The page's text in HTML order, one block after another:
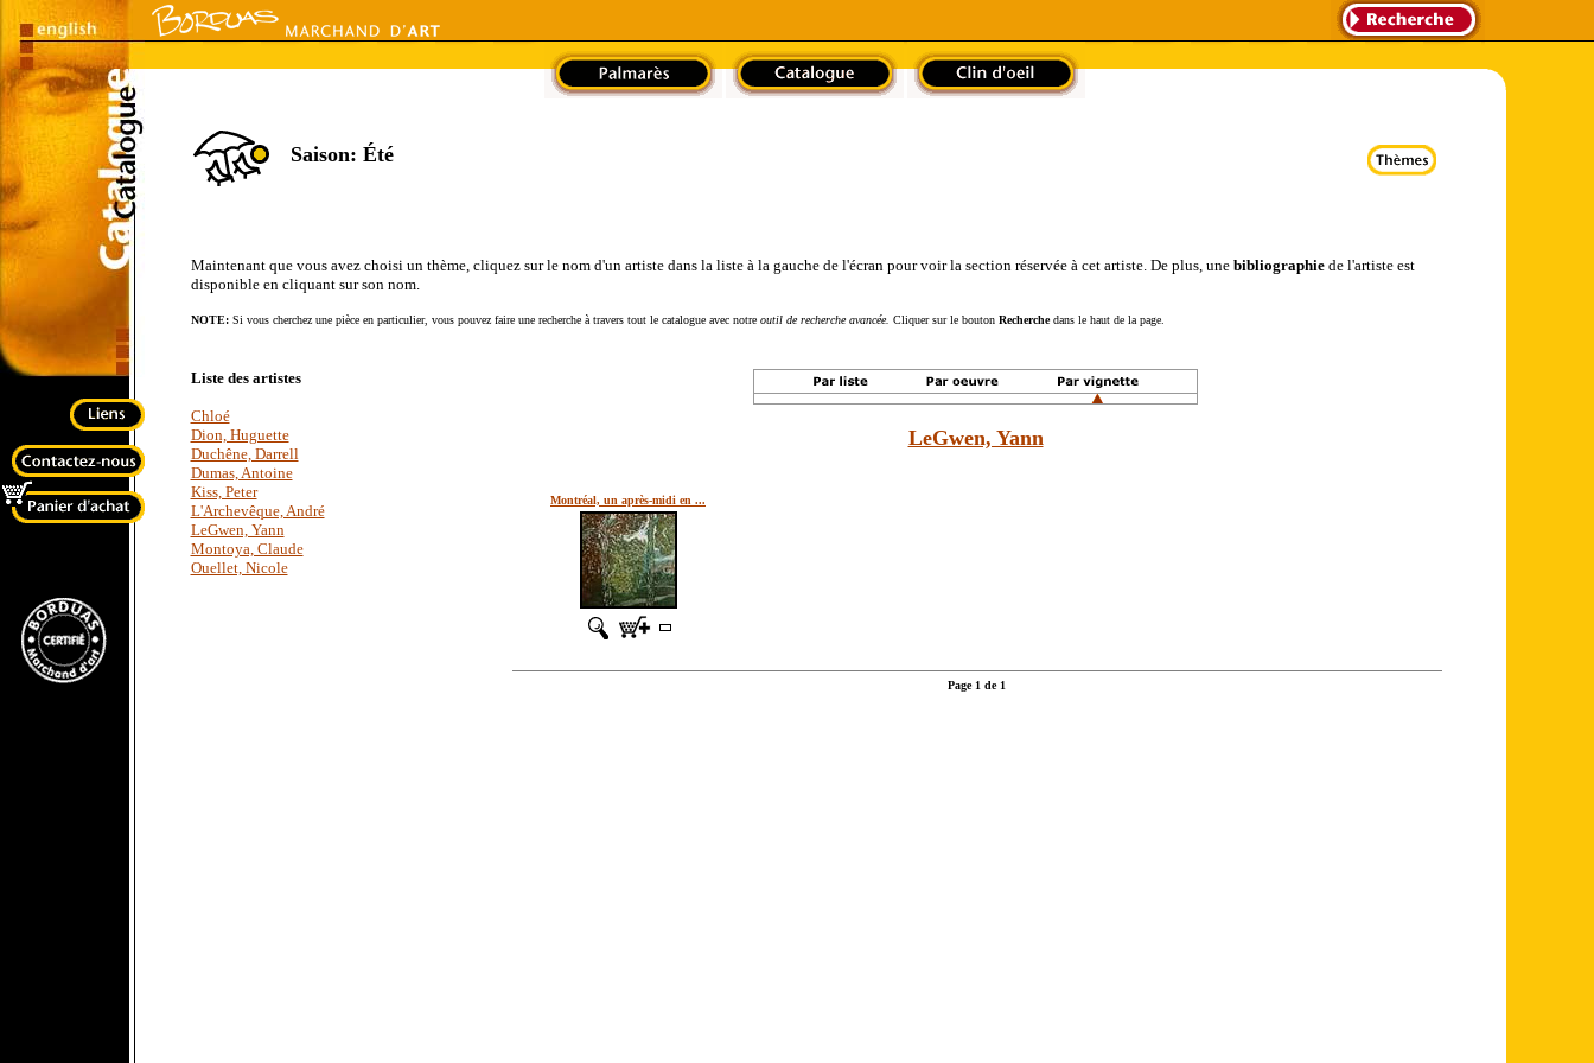
Saison: Été
Maintenant que vous avez choisi un thème, cliquez sur le nom d'un artiste dans la liste à la gauche de l'écran pour voir la section réservée à cet artiste. De plus, une bibliographiede l'artiste est
disponible en cliquant sur son nom.
NOTE:Si vous cherchez une pièce en particulier, vous pouvez faire une recherche à travers tout le catalogue avec notre outil de recherche avancée. Cliquer sur le bouton Recherchedans le haut de la page.
Liste des artistes
Chloé
Dion, Huguette
Duchêne, Darrell
Dumas, Antoine
Kiss, Peter
L'Archevêque, André
LeGwen, Yann
Montoya, Claude
Ouellet, Nicole
LeGwen, Yann
Montréal, un après-midi en ...
Page 1 de 1